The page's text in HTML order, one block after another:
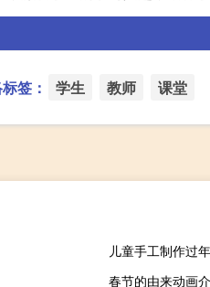
签： 学生 教师 课堂
儿童手工制作过
春节的由来动画